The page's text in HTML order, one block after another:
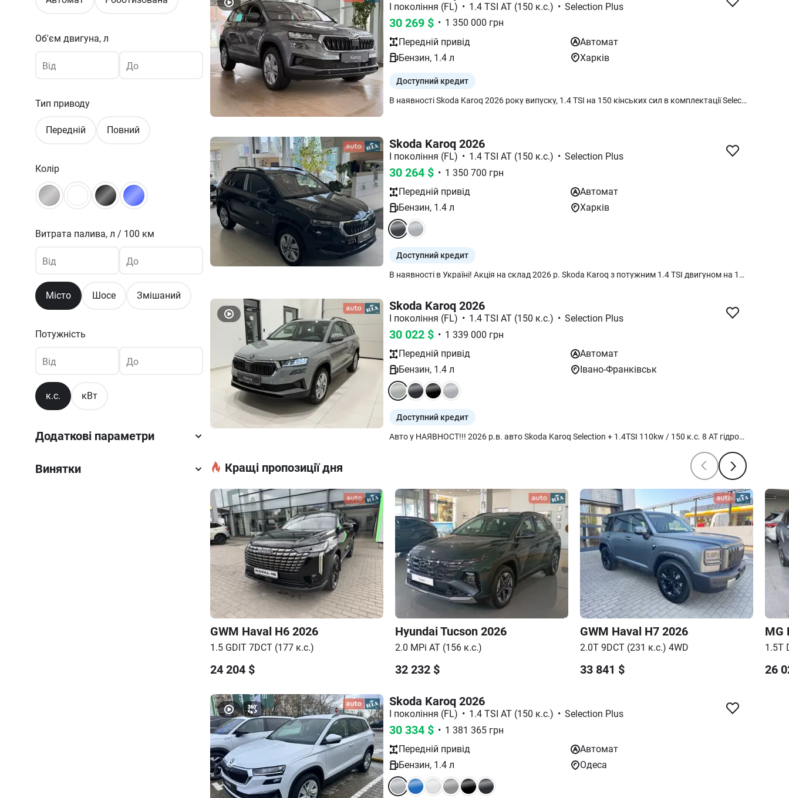
Об'єм двигуна, л
Від До
Тип приводу
Передній Повний
Колір
Витрата палива, л / 100 км
Від До
Місто Шосе Змішаний
Потужність
Від До
к.с. кВт
Додаткові параметри
Винятки
I покоління (FL) • 1.4 TSI AT (150 к.с.) • Selection Plus
30 269 $ • 1 350 000 грн
Передній привід
Автомат
Бензин, 1.4 л Харків
Доступний кредит
В наявності Skoda Karoq 2026 року випуску, 1.4 TSI на 150 кінських сил в комплектації Selection Plus. Для консультації звертайтесь за вказаним номером!
Skoda Karoq 2026
I покоління (FL) • 1.4 TSI AT (150 к.с.) • Selection Plus
30 264 $ • 1 350 700 грн
Передній привід
Автомат
Бензин, 1.4 л Харків
Доступний кредит
В наявності в Україні! Акція на склад 2026 р. Skoda Karoq з потужним 1.4 TSI двигуном на 150 к.с. з 8-ступиневим автоматом Aisin. Комплектація автомобіля Selection Plus: - клімат контроль 2х зонний - обігрів сидінь, керма та лобового скла - камера заднього огляду - Світлодіодна оптика - диски R17 - датчики паркування передні та задні - радар аварійної зупинки - мультикермо - круїз-контроль та багато іншого. Автомобіль можна придбати у кредит або за програмою Трейд-Ін.
Skoda Karoq 2026
I покоління (FL) • 1.4 TSI AT (150 к.с.) • Selection Plus
30 022 $ • 1 339 000 грн
Передній привід
Автомат
Бензин, 1.4 л Івано-Франківськ
Доступний кредит
Авто у НАЯВНОСТ!!! 2026 р.в. авто Skoda Karoq Selection + 1.4TSI 110kw / 150 к.с. 8 AT гідротрансформатор AISIN (Автоматична КПП) в сірому кольорі STEEL M3M3 Комплектація : Selection + Додаткові опції: Додаткові опції: – Електричний багажник Віртуальна педаль з помахом ноги – Лобове скло з підігрівом – Підігрів передніх та задніх сидінь – "PARK DISTANCE CONTROL" - датчики паркування спереду і ззаду – З камерою заднього виду Вартість авто 1 339 000 грн з ПДВ. За детальнішою інформацією звертайтесь за номером телефону
Кращі пропозиції дня
GWM Haval H6 2026
1.5 GDIT 7DCT (177 к.с.)
24 204 $
HyundaiTucson 2026
2.0 MPi AT (156 к.с.)
32 232 $
GWM Haval H7 2026
2.0T 9DCT (231 к.с.) 4WD
33 841 $
MG
1.5T
26
Skoda Karoq 2026
I покоління (FL) • 1.4 TSI AT (150 к.с.) • Selection Plus
30 334 $ • 1 381 365 грн
Передній привід
Автомат
Бензин, 1.4 л Одеса